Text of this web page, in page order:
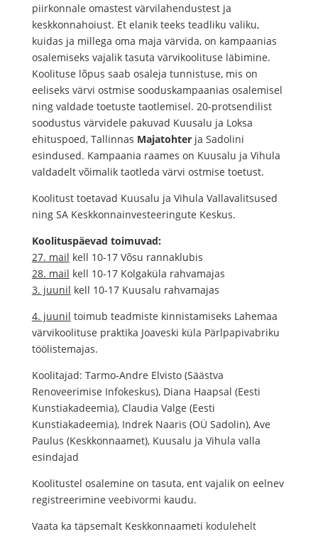
piirkonnale omastest värvilahendustest ja
keskkonnahoiust. Et elanik teeks teadliku valiku,
kuidas ja millega oma maja värvida, on kampaanias
osalemiseks vajalik tasuta värvikoolituse läbimine.
Koolituse lõpus saab osaleja tunnistuse, mis on
eeliseks värvi ostmise sooduskampaanias osalemisel
ning valdade toetuste taotlemisel. 20-protsendilist
soodustus värvidele pakuvad Kuusalu ja Loksa
ehituspoed, Tallinnas Majatohterja Sadolini
esindused. Kampaania raames on Kuusalu ja Vihula
valdadelt võimalik taotleda värvi ostmise toetust.
Koolitust toetavad Kuusalu ja Vihula Vallavalitsused
ning SA Keskkonnainvesteeringute Keskus.
Koolituspäevad toimuvad:
27. mail kell 10-17 Võsu rannaklubis
28. mail kell 10-17 Kolgaküla rahvamajas
3. juunil kell 10-17 Kuusalu rahvamajas
4. juunil toimub teadmiste kinnistamiseks Lahemaa
värvikoolituse praktika Joaveski küla Pärlpapivabriku
töölistemajas.
Koolitajad: Tarmo-Andre Elvisto (Säästva
Renoveerimise Infokeskus), Diana Haapsal (Eesti
Kunstiakadeemia), Claudia Valge (Eesti
Kunstiakadeemia), Indrek Naaris (OÜ Sadolin), Ave
Paulus (Keskkonnaamet), Kuusalu ja Vihula valla
esindajad
Koolitustel osalemine on tasuta, ent vajalik on eelnev
registreerimine veebivormi kaudu.
Vaata ka täpsemalt Keskkonnaameti kodulehelt